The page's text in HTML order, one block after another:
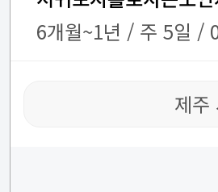
6개월~1년 / 주 5일 /
제주